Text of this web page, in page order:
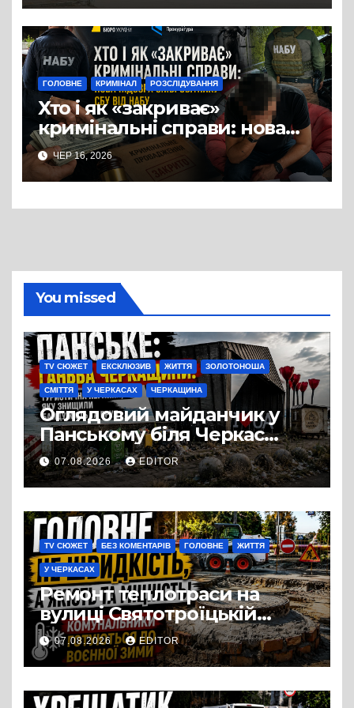
народу
ГОЛОВНЕ КРИМІНАЛ РОЗСЛІДУВАННЯ
Хто і як «закриває»
кримінальні справи: нова
підозра співробітнику СБУ
від НАБУ
ЧЕР 16, 2026
You missed
TV СЮЖЕТ ЕКСКЛЮЗИВ ЖИТТЯ ЗОЛОТОНОША
СМІТТЯ У ЧЕРКАСАХ ЧЕРКАЩИНА
Оглядовий майданчик у
Панському біля Черкас
перетворився на занедбане
сміттєзвалище
07.08.2026 EDITOR
TV СЮЖЕТ БЕЗ КОМЕНТАРІВ ГОЛОВНЕ ЖИТТЯ
У ЧЕРКАСАХ
Ремонт теплотраси на
вулиці Святотроїцькій
затягнувся порівняно із
запланованими термінами.
Вулицю досі не відкрили
для руху
07.08.2026 EDITOR